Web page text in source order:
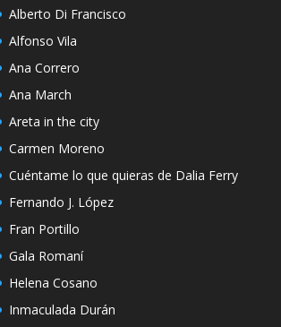
Alberto Di Francisco
Alfonso Vila
Ana Correro
Ana March
Areta in the city
Carmen Moreno
Cuéntame lo que quieras de Dalia Ferry
Fernando J. López
Fran Portillo
Gala Romaní
Helena Cosano
Inmaculada Durán